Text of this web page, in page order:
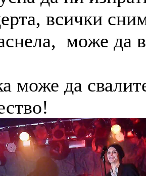
всички
може да
може да